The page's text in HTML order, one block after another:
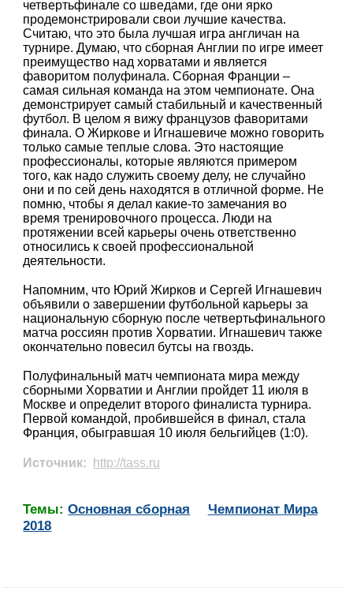
четвертьфинале со шведами, где они ярко
продемонстрировали свои лучшие качества.
Считаю, что это была лучшая игра англичан на
турнире. Думаю, что сборная Англии по игре имеет
преимущество над хорватами и является
фаворитом полуфинала. Сборная Франции –
самая сильная команда на этом чемпионате. Она
демонстрирует самый стабильный и качественный
футбол. В целом я вижу французов фаворитами
финала. О Жиркове и Игнашевиче можно говорить
только самые теплые слова. Это настоящие
профессионалы, которые являются примером
того, как надо служить своему делу, не случайно
они и по сей день находятся в отличной форме. Не
помню, чтобы я делал какие-то замечания во
время тренировочного процесса. Люди на
протяжении всей карьеры очень ответственно
относились к своей профессиональной
деятельности.
Напомним, что Юрий Жирков и Сергей Игнашевич
объявили о завершении футбольной карьеры за
национальную сборную после четвертьфинального
матча россиян против Хорватии. Игнашевич также
окончательно повесил бутсы на гвоздь.
Полуфинальный матч чемпионата мира между
сборными Хорватии и Англии пройдет 11 июля в
Москве и определит второго финалиста турнира.
Первой командой, пробившейся в финал, стала
Франция, обыгравшая 10 июля бельгийцев (1:0).
Источник: http://tass.ru
Темы:Основная сборная
Чемпионат Мира
2018